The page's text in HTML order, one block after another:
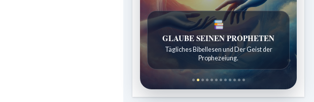
LEBENDIGES GLAUBENSLEBEN
Tägliche Reflexionen aus der Sabbatschule.